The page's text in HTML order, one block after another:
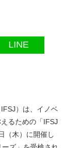
LINE
）は、イノベ
るための「IFSJ
（木）に開催し